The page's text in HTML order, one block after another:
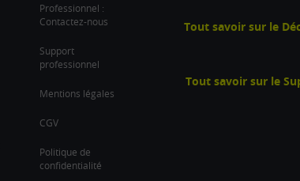
Professionnel :
Contactez-nous
Support
professionnel
Mentions légales
CGV
Politique de
confidentialité
Tout savoir sur le
Tout savoir sur le